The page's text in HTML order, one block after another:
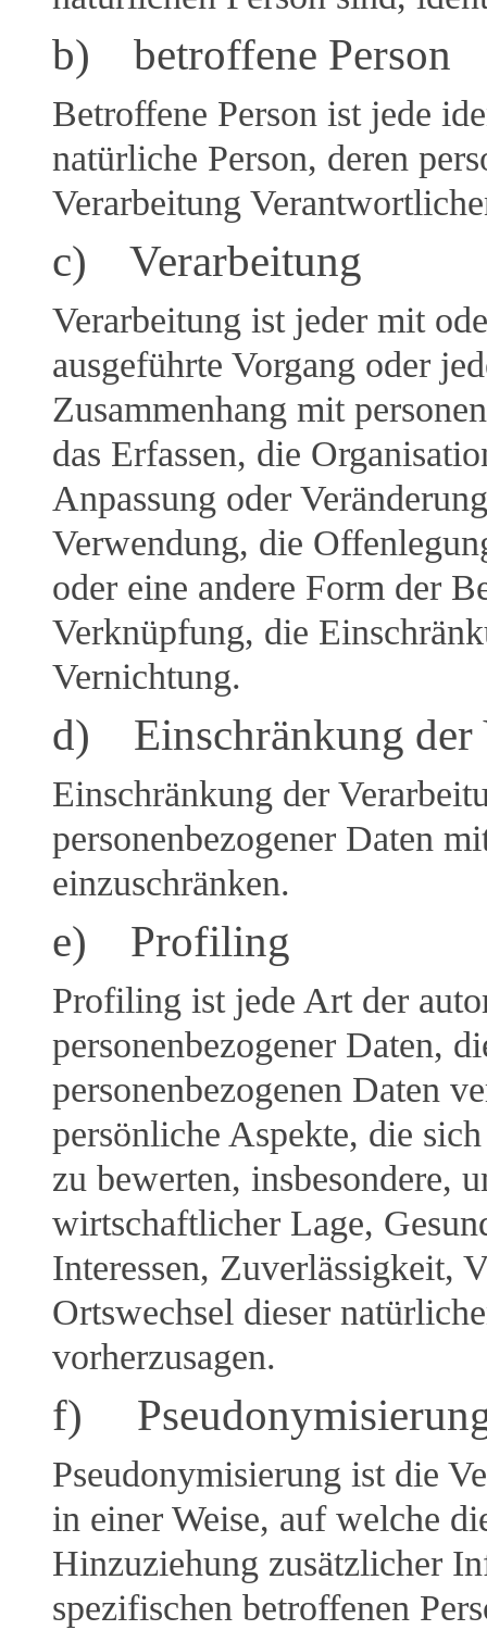
b) betroffene Person
Betroffene Person ist jede
natürliche Person, deren
Verarbeitung
c) Verarbeitung
Verarbeitung ist jeder mit
ausgeführte Vorgang oder
Zusammenhang mit
das Erfassen, die
Anpassung oder
Verwendung, die
oder eine andere Form der
Verknüpfung, die
Vernichtung.
d) Einschränkung der
Einschränkung der
personenbezogener Daten
einzuschränken.
e) Profiling
Profiling ist jede Art der
personenbezogener Daten,
personenbezogenen Daten
persönliche Aspekte, die
zu bewerten, insbesondere,
wirtschaftlicher Lage,
Interessen, Zuverlässigkeit,
Ortswechsel dieser
vorherzusagen.
f)
Pseudonymisierung ist die
in einer Weise, auf welche
Hinzuziehung zusätzlicher
spezifischen betroffenen